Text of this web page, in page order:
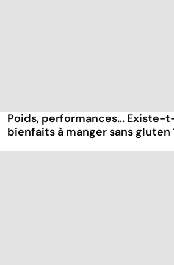
Poids, performances...
bienfaits à manger sans gluten